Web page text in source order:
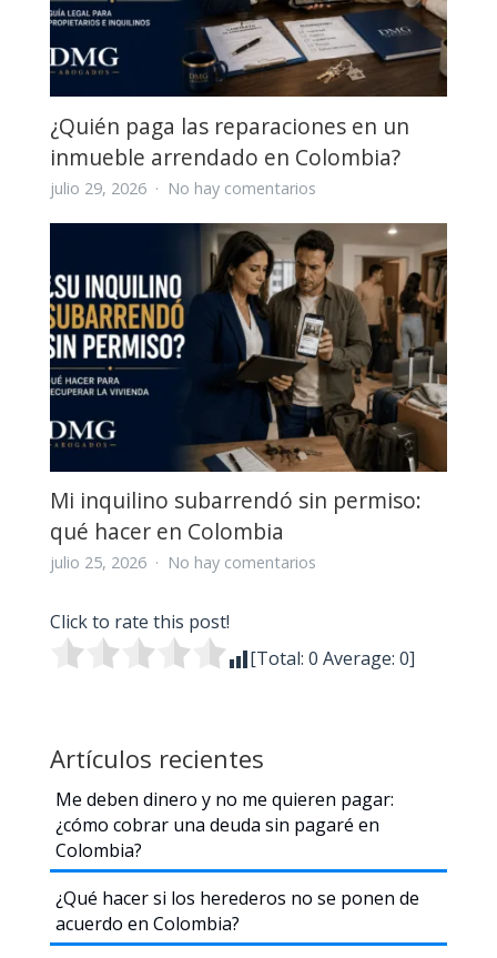
ponen
de
acuerdo
en
¿Quién paga las reparaciones en un
inmueble arrendado en Colombia?
julio 29, 2026 No hay comentariosen
paga
las
reparaciones
en
un
inmueble
arrendado
en
Colombia?
Mi inquilino subarrendó sin permiso:
qué hacer en Colombia
julio 25, 2026 No hay comentariosen
sin
Click to rate this post!
[Total: 0 Average: 0]
Artículos recientes
Me deben dinero y no me quieren pagar:
¿cómo cobrar una deuda sin pagaré en
Colombia?
¿Qué hacer si los herederos no se ponen de
acuerdo en Colombia?